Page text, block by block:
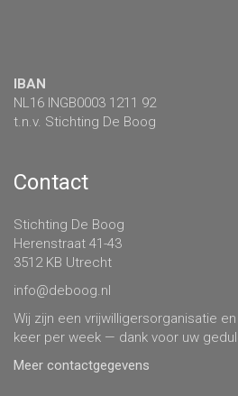
IBAN
NL16 INGB0003 1211 92
t.n.v. Stichting De Boog
Contact
Stichting De Boog
Herenstraat 41-43
3512 KB Utrecht
info@deboog.nl
Wij zijn een vrijwilligersorganisatie
keer per week — dank voor uw
Meer contactgegevens